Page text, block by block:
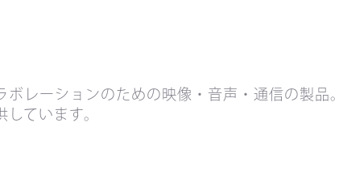
レーションのための映像・音声・通信の製品。
ています。